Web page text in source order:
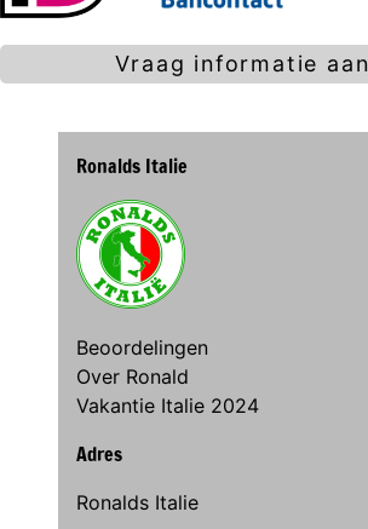
Vraag informatie aan
Ronalds Italie
Beoordelingen
Over Ronald
Vakantie Italie 2024
Adres
Ronalds Italie